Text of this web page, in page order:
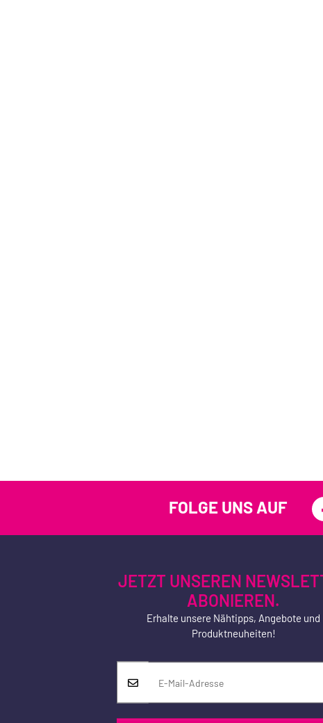
FOLGE UNS AUF
JETZT UNSEREN
ABONIEREN.
Erhalte unsere Nähtipps, Angebote und
Produktneuheiten!